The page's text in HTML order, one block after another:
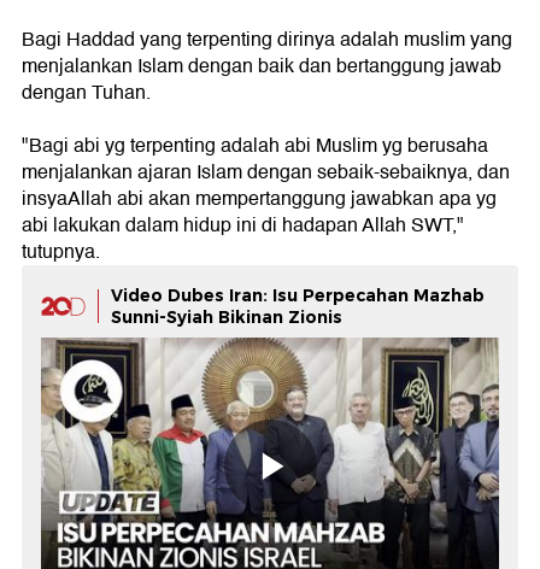
Bagi Haddad yang terpenting dirinya adalah muslim yang
menjalankan Islam dengan baik dan bertanggung jawab
dengan Tuhan.
"Bagi abi yg terpenting adalah abi Muslim yg berusaha
menjalankan ajaran Islam dengan sebaik-sebaiknya, dan
insyaAllah abi akan mempertanggung jawabkan apa yg
abi lakukan dalam hidup ini di hadapan Allah SWT,"
tutupnya.
Video Dubes Iran: Isu Perpecahan Mazhab
Sunni-Syiah Bikinan Zionis